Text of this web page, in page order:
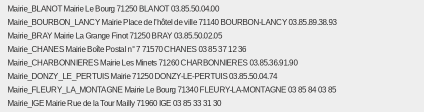
Mairie_BLANOT Mairie Le Bourg 71250 BLANOT 03.85.50.04.00
Mairie_BOURBON_LANCY Mairie Place de l’hôtel de ville 71140 BOURBON-LANCY 03.85.89.38.93
Mairie_BRAY Mairie La Grange Finot 71250 BRAY 03.85.50.02.05
Mairie_CHANES Mairie Boîte Postal n° 7 71570 CHANES 03 85 37 12 36
Mairie_CHARBONNIERES Mairie Les Minets 71260 CHARBONNIERES 03.85.36.91.90
Mairie_DONZY_LE_PERTUIS Mairie 71250 DONZY-LE-PERTUIS 03.85.50.04.74
Mairie_FLEURY_LA_MONTAGNE Mairie Le Bourg 71340 FLEURY-LA-MONTAGNE 03 85 84 03 85
Mairie_IGE Mairie Rue de la Tour Mailly 71960 IGE 03 85 33 31 30